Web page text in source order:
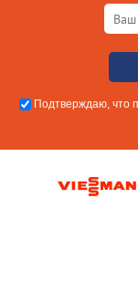
Подтверждаю, что